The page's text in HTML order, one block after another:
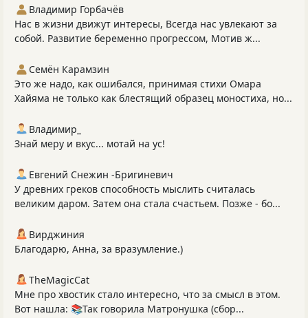
Владимир Горбачёв
Нас в жизни движут интересы, Всегда нас увлекают за
собой. Развитие беременно прогрессом, Мотив ж...
Семён Карамзин
Это же надо, как ошибался, принимая стихи Омара
Хайяма не только как блестящий образец моностиха, но...
Владимир_
Знай меру и вкус... мотай на ус!
Евгений Снежин -Бригиневич
У древних греков способность мыслить считалась
великим даром. Затем она стала счастьем. Позже - бо...
Вирджиния
Благодарю, Анна, за вразумление.)
TheMagicCat
Мне про хвостик стало интересно, что за смысл в этом.
Вот нашла: 📚Так говорила Матронушка (сбор...